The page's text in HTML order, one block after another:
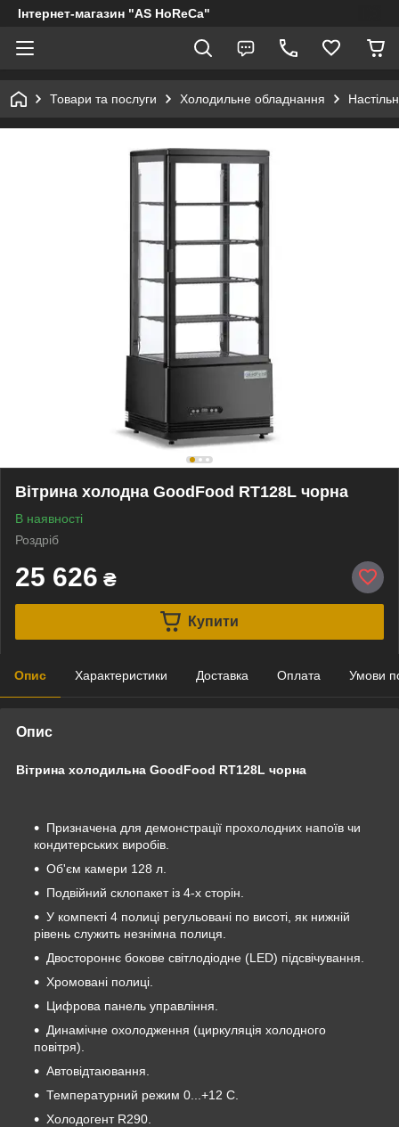
Інтернет-магазин "AS HoReCa"
Товари та послуги Холодильне обладнання
Вітрина холодна GoodFood RT128L чорна
В наявності
Роздріб
25 626 ₴
Купити
Опис Характеристики Доставка Оплата Умови
Опис
Вітрина холодильна GoodFood RT128L чорна
Призначена для демонстрації прохолодних напоїв чи
кондитерських виробів.
Об'єм камери 128 л.
Подвійний склопакет із 4-х сторін.
У компекті 4 полиці регульовані по висоті, як нижній
рівень служить незнімна полиця.
Двостороннє бокове світлодіодне (LED) підсвічування.
Хромовані полиці.
Цифрова панель управління.
Динамічне охолодження (циркуляція холодного
повітря).
Автовідтаювання.
Температурний режим 0...+12 С.
Холодогент R290.